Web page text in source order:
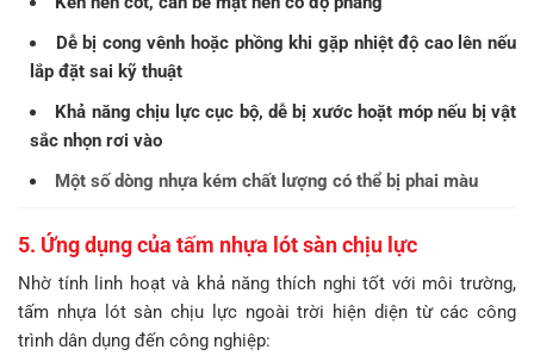
Dễ bị cong vênh hoặc phồng khi gặp nhiệt độ cao lên nếu
lắp đặt sai kỹ thuật
Khả năng chịu lực cục bộ, dễ bị xước hoặt móp nếu bị vật
sắc nhọn rơi vào
Một số dòng nhựa kém chất lượng có thể bị phai màu
5. Ứng dụng của tấm nhựa lót sàn chịu lực
Nhờ tính linh hoạt và khả năng thích nghi tốt với môi trường,
tấm nhựa lót sàn chịu lực ngoài trời hiện diện từ các công
trình dân dụng đến công nghiệp: